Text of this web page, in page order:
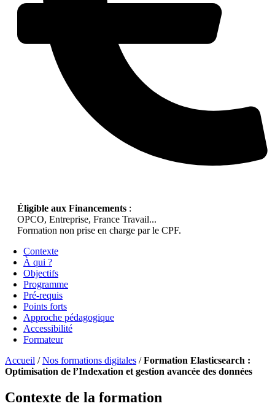
Éligible aux Financements :
OPCO, Entreprise, France Travail...
Formation non prise en charge par le CPF.
Contexte
À qui ?
Objectifs
Programme
Pré-requis
Points forts
Approche pédagogique
Accessibilité
Formateur
Accueil /Nos formations digitales /Formation Elasticsearch :
Optimisation de l’Indexation et gestion avancée des données
Contexte de la formation